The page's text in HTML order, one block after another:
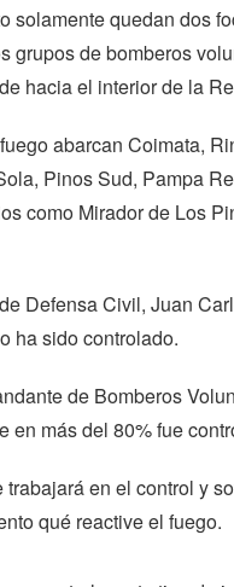
solamente quedan dos
grupos de bomberos
hacia el interior de la
abarcan Coimata,
Pinos Sud, Pampa
como Mirador de Los
Defensa Civil, Juan
ha sido controlado.
de Bomberos
en más del 80% fue
en el control y
qué reactive el fuego.